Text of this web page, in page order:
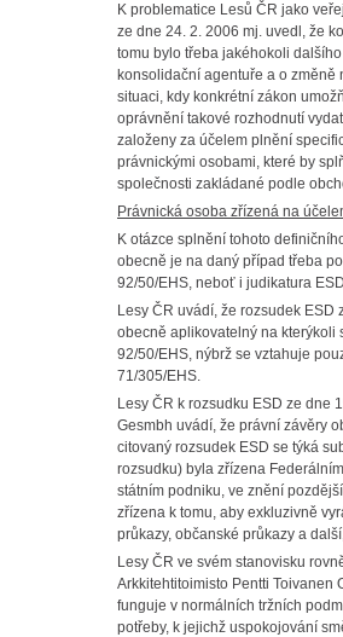
K problematice Lesů ČR jako
ze dne 24. 2. 2006 mj. uvedl, že
tomu bylo třeba jakéhokoli
konsolidační agentuře a o
situaci, kdy konkrétní zákon
oprávnění takové rozhodnutí
založeny za účelem plnění
právnickými osobami, které by
společnosti zakládané podle
Právnická osoba zřízená na
K otázce splnění tohoto
obecně je na daný případ třeba
92/50/EHS, neboť i judikatura
Lesy ČR uvádí, že rozsudek ESD
obecně aplikovatelný na kterýkoli
92/50/EHS, nýbrž se vztahuje
71/305/EHS.
Lesy ČR k rozsudku ESD ze dne
Gesmbh uvádí, že právní závěry
citovaný rozsudek ESD se týká
rozsudku) byla zřízena
státním podniku, ve znění
zřízena k tomu, aby exkluzivně
průkazy, občanské průkazy a
Lesy ČR ve svém stanovisku
Arkkitehtitoimisto Pentti Toivanen
funguje v normálních tržních
potřeby, k jejichž uspokojování